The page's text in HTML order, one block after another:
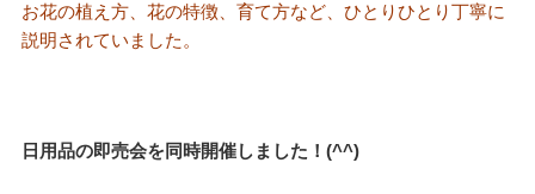
お花の植え方、花の特徴、育て方など、ひとりひとり丁寧に
説明されていました。
日用品の即売会を同時開催しました！(^^)